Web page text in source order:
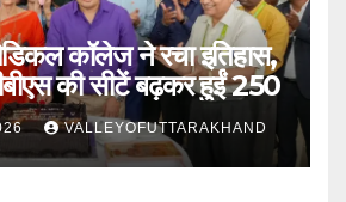
कॉलेज ने रचा इतिहास,
की सीटें बढ़कर हुईं 250
VALLEYOFUTTARAKHAND